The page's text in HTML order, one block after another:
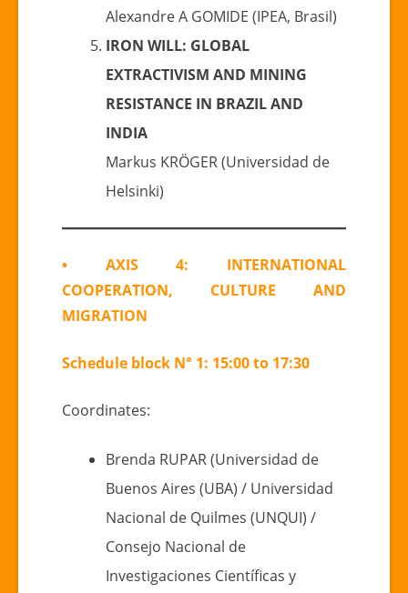
Alexandre A GOMIDE (IPEA, Brasil)
IRON WILL: GLOBAL
EXTRACTIVISM AND MINING
RESISTANCE IN BRAZIL AND
INDIA
Markus KRÖGER (Universidad de
Helsinki)
• AXIS 4: INTERNATIONAL
COOPERATION, CULTURE AND
MIGRATION
Schedule block N° 1: 15:00 to 17:30
Coordinates:
Brenda RUPAR (Universidad de
Buenos Aires (UBA) / Universidad
Nacional de Quilmes (UNQUI) /
Consejo Nacional de
Investigaciones Científicas y